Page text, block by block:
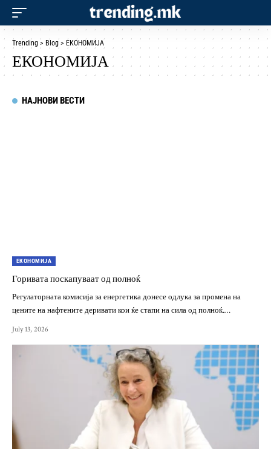
Trending > Blog > ЕКОНОМИЈА
ЕКОНОМИЈА
НАЈНОВИ ВЕСТИ
ЕКОНОМИЈА
Горивата поскапуваат од полноќ
Регулаторната комисија за енергетика донесе одлука за промена на
цените на нафтените деривати кои ќе стапи на сила од полноќ.…
July 13, 2026